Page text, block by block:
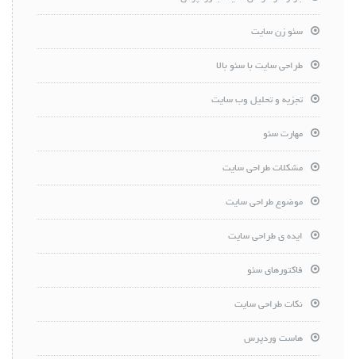
سئو زن سایت
طراحی سایت با سئو بالا
تجزیه و تحلیل وب سایت
مهارت سئو
مشکلات طراحی سایت
موضوع طراحی سایت
ایده ی طراحی سایت
فاکتورهای سئو
نکات طراحی سایت
هاست وردپرس